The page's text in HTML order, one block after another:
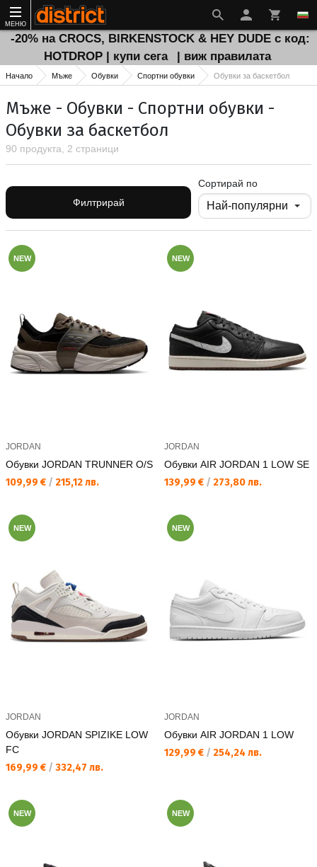
МЕНЮ
-20% на CROCS, BIRKENSTOCK & HEY DUDE с код:
HOTDROP | купи сега
| виж правилата
Начало Мъже Обувки Спортни обувки Обувки за баскетбол
Мъже - Обувки - Спортни обувки -
Обувки за баскетбол
90 продукта, 2 страници
Филтрирай
Сортирай по
NEW
JORDAN
Обувки JORDAN TRUNNER O/S
Текуща цена:
109,99 € / 215,12 лв.
NEW
JORDAN
Обувки AIR JORDAN 1 LOW SE
Текуща цена:
139,99 € / 273,80 лв.
NEW
JORDAN
Обувки JORDAN SPIZIKE LOW
FC
Текуща цена:
169,99 € / 332,47 лв.
NEW
JORDAN
Обувки AIR JORDAN 1 LOW
Текуща цена:
129,99 € / 254,24 лв.
NEW NEW